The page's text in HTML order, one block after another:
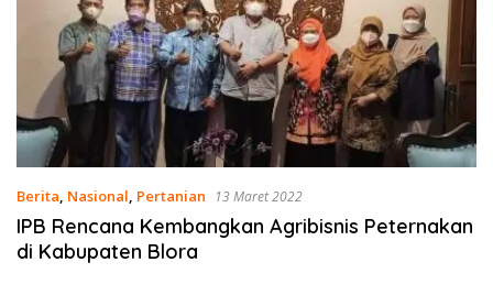
Berita, Nasional, Pertanian 13 Maret 2022
IPB Rencana Kembangkan Agribisnis Peternakan
di Kabupaten Blora